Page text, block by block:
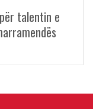
talentin e